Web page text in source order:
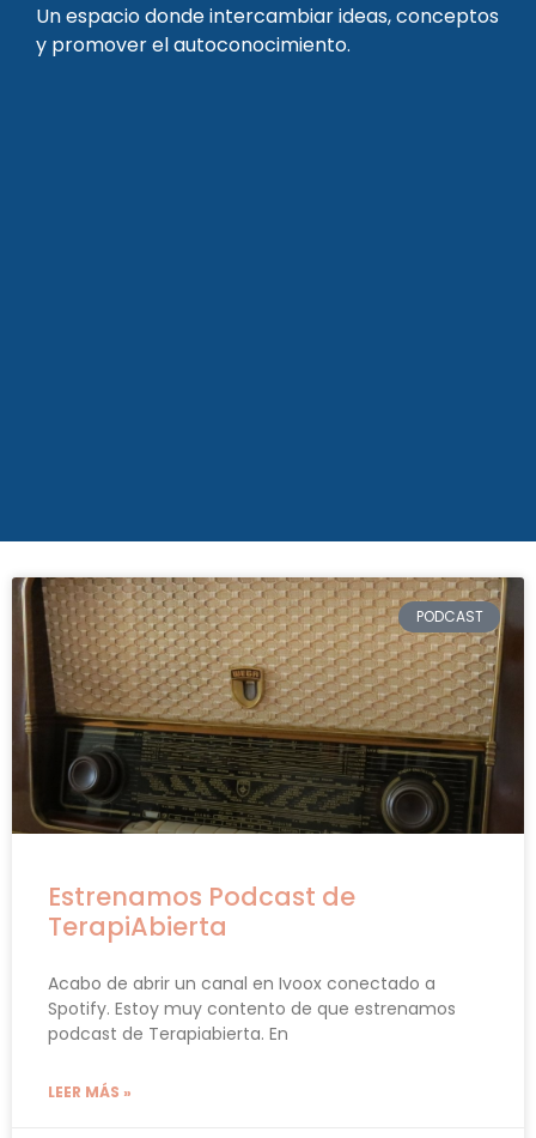
Un espacio donde intercambiar ideas, conceptos
y promover el autoconocimiento.
PODCAST
Estrenamos Podcast de
TerapiAbierta
Acabo de abrir un canal en Ivoox conectado a
Spotify. Estoy muy contento de que estrenamos
podcast de Terapiabierta. En
LEER MÁS »